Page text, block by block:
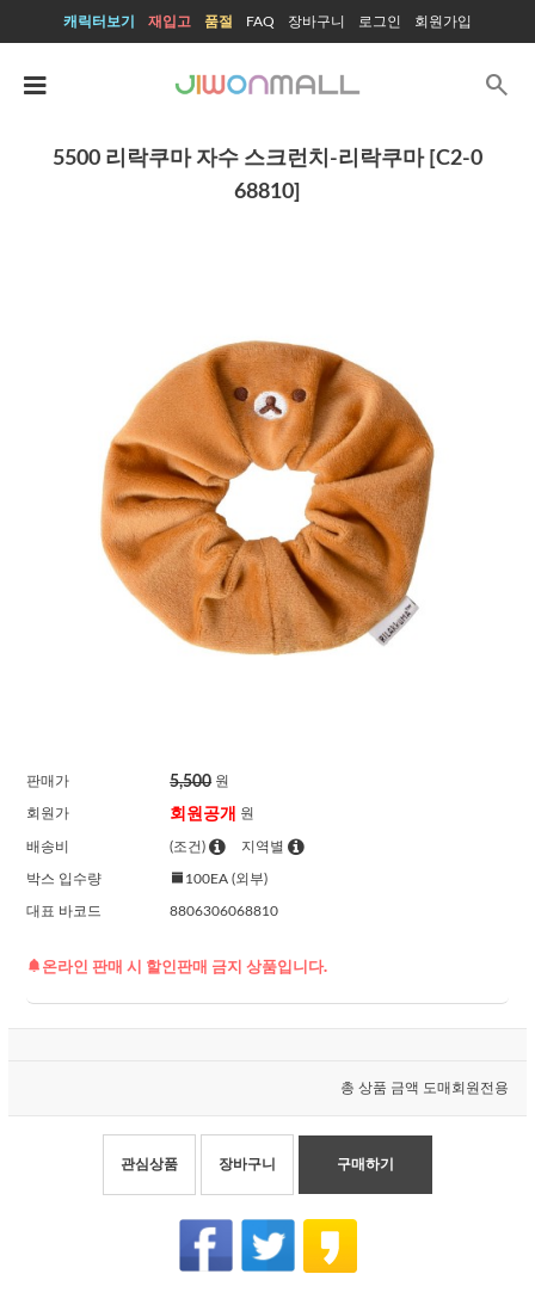
캐릭터보기 재입고 품절 FAQ 장바구니 로그인 회원가입
search
5500 리락쿠마 자수 스크런치-리락쿠마 [C2-0
68810]
판매가 5,500원
회원가 회원공개 원
배송비 (조건) 지역별
박스 입수량 100EA (외부)
대표 바코드 8806306068810
온라인 판매 시 할인판매 금지 상품입니다.
총 상품 금액 도매회원전용
관심상품 장바구니 구매하기